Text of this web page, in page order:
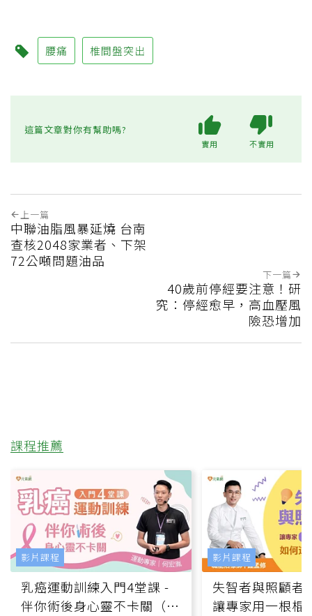
腰痛 椎間盤突出
這篇文章對你有幫助嗎?
實用 不實用
上一篇
中聯油脂風暴延燒 台南
查核2048家業者、下架
72公噸問題油品
下一篇
40歲前停經要注意！研
究：停經愈早，高血壓風
險恐增加
課程推薦
乳癌運動訓練入門4堂課 -
伴你術後身心靈不卡關（線
影片課程
失智者與照顧者
讓專家用一根棍
影片課程